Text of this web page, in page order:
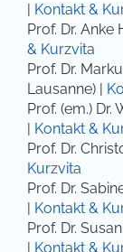
| Kontakt &
Prof. Dr. Anke
& Kurzvita
Prof. Dr.
Lausanne) |
Prof. (em.)
| Kontakt &
Prof. Dr.
Kurzvita
Prof. Dr.
| Kontakt &
Prof. Dr.
| Kontakt &